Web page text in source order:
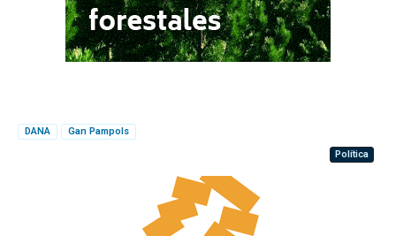
DANA
Gan Pampols
Política